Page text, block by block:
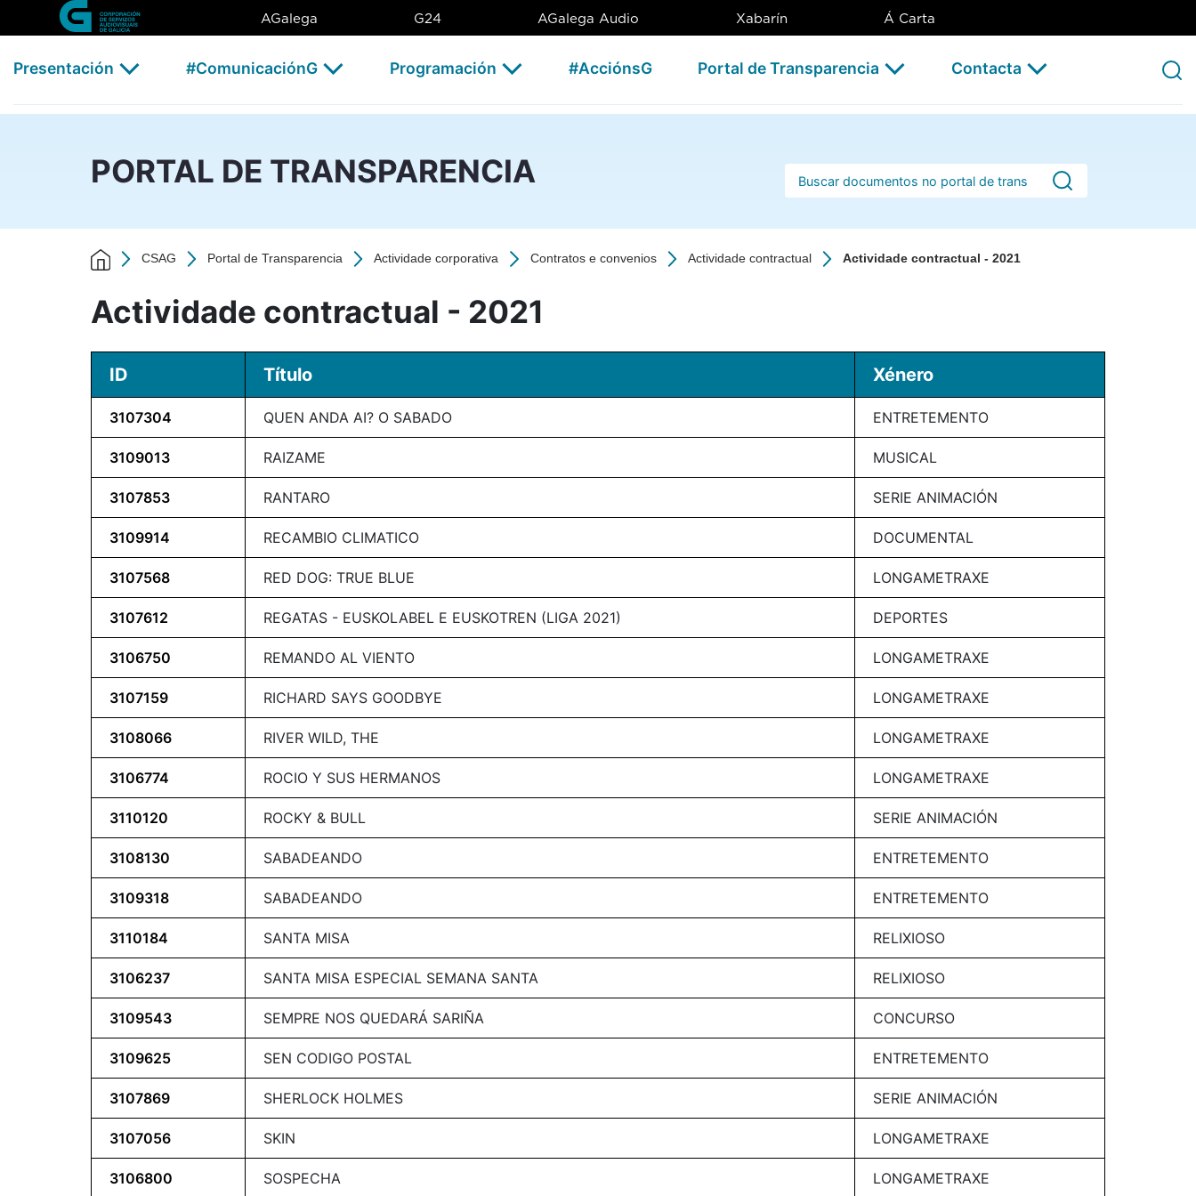
Skip to Main Content
Actividade contractual - 2021 - CSAG
AGalega G24 AGalega Audio Xabarín Á Carta
Presentación #ComunicaciónG Programación #AcciónsG Portal de Transparencia Contacta
PORTAL DE TRANSPARENCIA Barra de busca
CSAG Portal de Transparencia Actividade corporativa Contratos e convenios Actividade contractual Actividade contractual - 2021
Actividade contractual - 2021
ID Título Xénero
3107304 QUEN ANDA AI? O SABADO ENTRETEMENTO
3109013 RAIZAME MUSICAL
3107853 RANTARO SERIE ANIMACIÓN
3109914 RECAMBIO CLIMATICO DOCUMENTAL
3107568 RED DOG: TRUE BLUE LONGAMETRAXE
3107612 REGATAS - EUSKOLABEL E EUSKOTREN (LIGA 2021) DEPORTES
3106750 REMANDO AL VIENTO LONGAMETRAXE
3107159 RICHARD SAYS GOODBYE LONGAMETRAXE
3108066 RIVER WILD, THE LONGAMETRAXE
3106774 ROCIO Y SUS HERMANOS LONGAMETRAXE
3110120 ROCKY & BULL SERIE ANIMACIÓN
3108130 SABADEANDO ENTRETEMENTO
3109318 SABADEANDO ENTRETEMENTO
3110184 SANTA MISA RELIXIOSO
3106237 SANTA MISA ESPECIAL SEMANA SANTA RELIXIOSO
3109543 SEMPRE NOS QUEDARÁ SARIÑA CONCURSO
3109625 SEN CODIGO POSTAL ENTRETEMENTO
3107869 SHERLOCK HOLMES SERIE ANIMACIÓN
3107056 SKIN LONGAMETRAXE
3106800 SOSPECHA LONGAMETRAXE